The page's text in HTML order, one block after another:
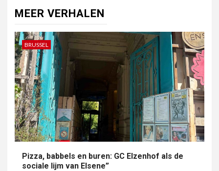
MEER VERHALEN
BRUSSEL
Pizza, babbels en buren: GC Elzenhof als de
sociale lijm van Elsene”